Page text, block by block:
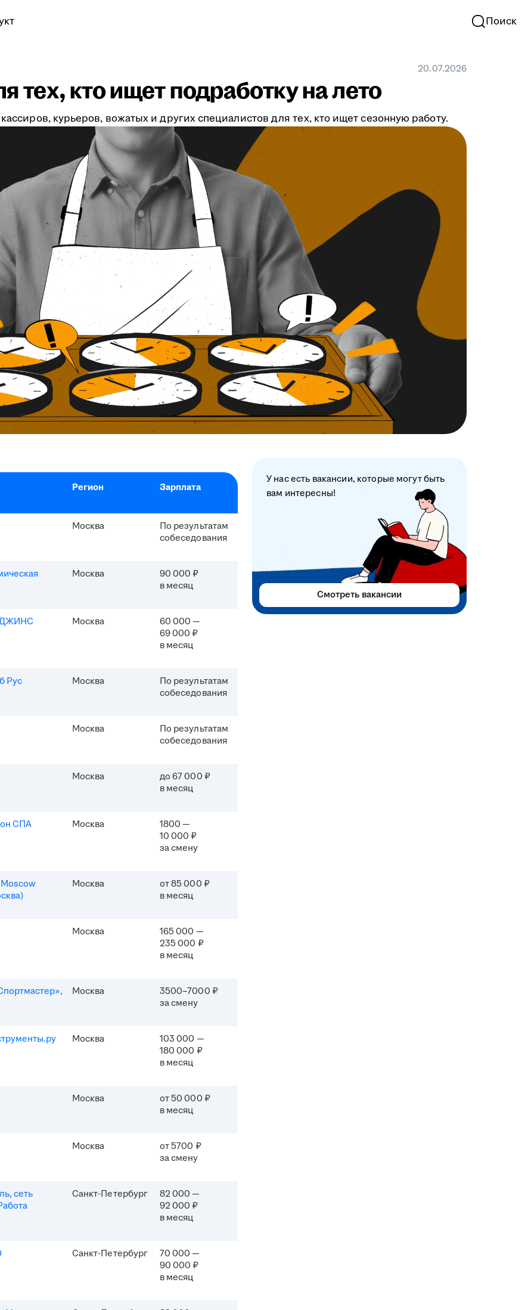
Поиск
20.07.2026
тех, кто ищет подработку на лето
курьеров, вожатых и других специалистов для тех, кто ищет сезонную работу.
Регион Зарплата
Москва
По результатам
собеседования
Москва
90 000 ₽
в месяц
Москва
60 000 —
69 000 ₽
в месяц
Рус Москва
По результатам
собеседования
Москва
По результатам
собеседования
Москва
до 67 000 ₽
в месяц
СПА Москва
1800 —
10 000 ₽
за смену
Москва
от 85 000 ₽
в месяц
Москва
165 000 —
235 000 ₽
в месяц
Москва
3500–7000 ₽
за смену
Москва
103 000 —
180 000 ₽
в месяц
Москва
от 50 000 ₽
в месяц
Москва
от 5700 ₽
за смену
сеть
Санкт-Петербург
82 000 —
92 000 ₽
в месяц
Санкт-Петербург
70 000 —
90 000 ₽
в месяц
У нас есть вакансии, которые могут быть
вам интересны!
Смотреть вакансии